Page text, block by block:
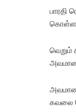
பாரதி
வெறும்
கவலை